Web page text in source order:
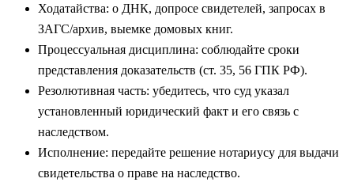
Ходатайства: о ДНК, допросе свидетелей, запросах в
ЗАГС/архив, выемке домовых книг.
Процессуальная дисциплина: соблюдайте сроки
представления доказательств (ст. 35, 56 ГПК РФ).
Резолютивная часть: убедитесь, что суд указал
установленный юридический факт и его связь с
наследством.
Исполнение: передайте решение нотариусу для выдачи
свидетельства о праве на наследство.